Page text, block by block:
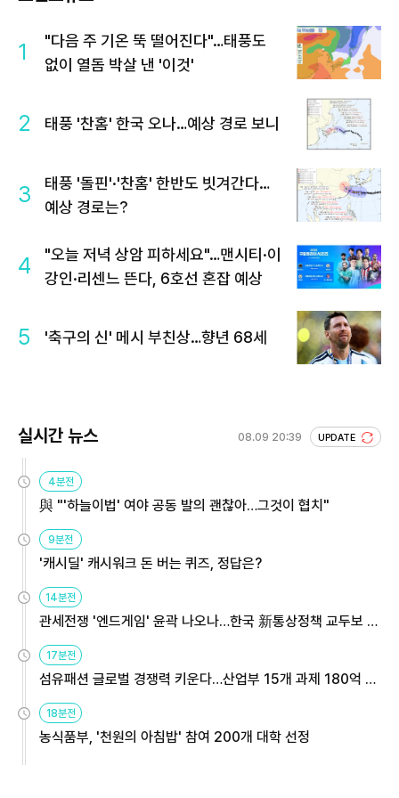
1
"다음 주 기온 뚝 떨어진다"…태풍도
없이 열돔 박살 낸 '이것'
2 태풍 '찬홈' 한국 오나…예상 경로 보니
3
태풍 '돌핀'·'찬홈' 한반도 빗겨간다…
예상 경로는?
4
"오늘 저녁 상암 피하세요"…맨시티·이
강인·리센느 뜬다, 6호선 혼잡 예상
5 '축구의 신' 메시 부친상…향년 68세
실시간 뉴스 08.09 20:39 UPDATE
4분전
與 "'하늘이법' 여야 공동 발의 괜찮아…그것이 협치"
9분전
'캐시딜' 캐시워크 돈 버는 퀴즈, 정답은?
14분전
관세전쟁 '엔드게임' 윤곽 나오나…한국 新통상정책 교두보 활
17분전
섬유패션 글로벌 경쟁력 키운다…산업부 15개 과제 180억 지
18분전
농식품부, '천원의 아침밥' 참여 200개 대학 선정